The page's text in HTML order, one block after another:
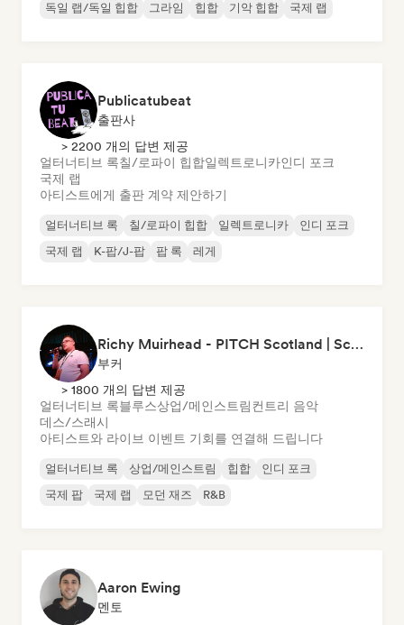
독일 랩/독일 힙합
그라임 힙합 기악 힙합 국제 랩
Publicatubeat
출판사
> 2200 개의 답변 제공
얼터너티브 록칠/로파이 힙합일렉트로니카인디 포크
국제 랩
아티스트에게 출판 계약 제안하기
얼터너티브 록 칠/로파이 힙합 일렉트로니카
인디 포크
국제 랩
K-팝/J-팝 팝 록 레게
Richy Muirhead - PITCH Scotland | Scottish Alternative Music Awards (SAMA)
부커
> 1800 개의 답변 제공
얼터너티브 록블루스상업/메인스트림컨트리 음악
데스/스래시
아티스트와 라이브 이벤트 기회를 연결해 드립니다
얼터너티브 록 상업/메인스트림 힙합
인디 포크
국제 팝
국제 랩 모던 재즈 R&B
Aaron Ewing
멘토